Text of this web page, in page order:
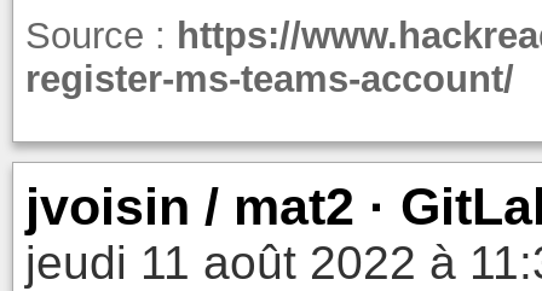
Source : https://
register-ms-teams-account/
jvoisin / mat2 ·
jeudi 11 août 2022 à